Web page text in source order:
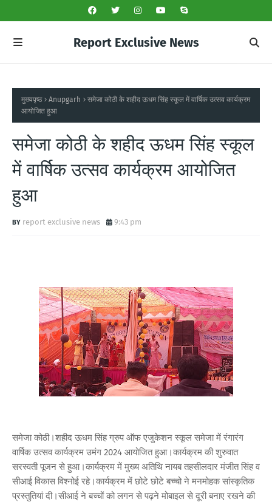
Report Exclusive News
मुख्यपृष्ठ Anupgarh
समेजा कोठी के शहीद ऊधम सिंह स्कूल में वार्षिक उत्सव कार्यक्रम
आयोजित हुआ
समेजा कोठी के शहीद ऊधम सिंह स्कूल
में वार्षिक उत्सव कार्यक्रम आयोजित
हुआ
report exclusive news 9:43 pm
समेजा कोठी।शहीद ऊधम सिंह ग्रुप ऑफ एजुकेशन स्कूल समेजा में रंगारंग
वार्षिक उत्सव कार्यक्रम उमंग 2024 आयोजित हुआ।कार्यक्रम की शुरुवात
सरस्वती पूजन से हुआ।कार्यक्रम में मुख्य अतिथि नायब तहसीलदार मंजीत सिंह व
सीआई विकास विश्नोई रहे।कार्यक्रम में छोटे छोटे बच्चो ने मनमोहक सांस्कृतिक
प्रस्तुतियां दी।सीआई ने बच्चों को लगन से पढ़ने मोबाइल से दूरी बनाए रखने की